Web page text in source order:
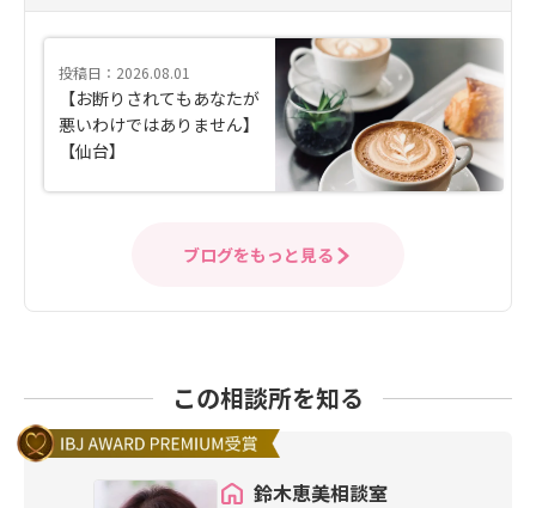
投稿日：2026.08.01
【お断りされてもあなたが
悪いわけではありません】
【仙台】
ブログをもっと見る
この相談所を知る
鈴木恵美相談室